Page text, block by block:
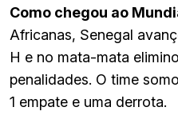
Como chegou ao
Africanas, Senegal
H e no mata-mata
penalidades. O time
1 empate e uma derrota.